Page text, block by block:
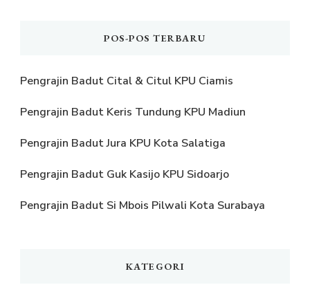
POS-POS TERBARU
Pengrajin Badut Cital & Citul KPU Ciamis
Pengrajin Badut Keris Tundung KPU Madiun
Pengrajin Badut Jura KPU Kota Salatiga
Pengrajin Badut Guk Kasijo KPU Sidoarjo
Pengrajin Badut Si Mbois Pilwali Kota Surabaya
KATEGORI